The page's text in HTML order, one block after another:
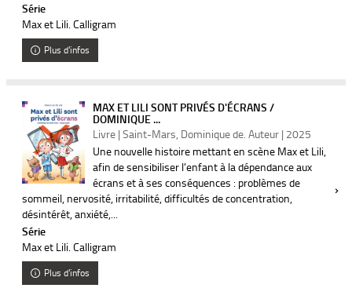
Série
Max et Lili. Calligram
Plus d'infos
MAX ET LILI SONT PRIVÉS D'ÉCRANS /
DOMINIQUE ...
Livre | Saint-Mars, Dominique de. Auteur | 2025
Une nouvelle histoire mettant en scène Max et Lili,
afin de sensibiliser l'enfant à la dépendance aux
écrans et à ses conséquences : problèmes de
sommeil, nervosité, irritabilité, difficultés de concentration,
désintérêt, anxiété,...
Série
Max et Lili. Calligram
Plus d'infos